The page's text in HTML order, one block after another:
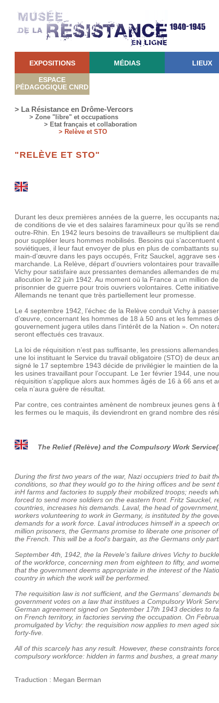
EXPOSITIONS MÉDIAS LIEUX
ESPACE
PÉDAGOGIQUE CNRD
> La Résistance en Drôme-Vercors
> Zone "libre" et occupations
> Etat français et collaboration
> Relève et STO
"RELÈVE ET STO"
Durant les deux premières années de la guerre, les occupants
de conditions de vie et des salaires faramineux pour qu’ils se
outre-Rhin. En 1942 leurs besoins de travailleurs se multiplient
pour suppléer leurs hommes mobilisés. Besoins qui
soviétiques, il leur faut envoyer de plus en plus de combattants
main-d’œuvre dans les pays occupés, Fritz Sauckel, aggrave
marchande. La Relève, départ d’ouvriers volontaires pour
Vichy pour satisfaire aux pressantes demandes allemandes de
allocution le 22 juin 1942. Au moment où la France a un million
prisonnier de guerre pour trois ouvriers volontaires. Cette
Allemands ne tenant que très partiellement leur promesse.
Le 4 septembre 1942, l’échec de la Relève conduit Vichy à
d’œuvre, concernant les hommes de 18 à 50 ans et les femmes
gouvernement jugera utiles dans l’intérêt de la Nation ». On
seront effectués ces travaux.
La loi de réquisition n’est pas suffisante, les pressions
une loi instituant le Service du travail obligatoire (STO) de deux
signé le 17 septembre 1943 décide de privilégier le maintien de
les usines travaillant pour l’occupant. Le 1er février 1944, une
réquisition s’applique alors aux hommes âgés de 16 à 66 ans et
cela n’aura guère de résultat.
Par contre, ces contraintes amènent de nombreux jeunes gens
les fermes ou le maquis, ils deviendront en grand nombre des
The Relief (Relève) and the Compulsory Work
During the first two years of the war, Nazi occupiers tried to bait
conditions, so that they would go to the hiring offices and be
inH farms and factories to supply their mobilized troops; needs
forced to send more soldiers on the eastern front. Fritz Sauckel,
countries, increases his demands. Laval, the head of
workers volunteering to work in Germany, is instituted by the
demands for a work force. Laval introduces himself in a speech
million prisoners, the Germans promise to liberate one prisoner
the French. This will be a fool's bargain, as the Germans only
September 4th, 1942, the la Revele's failure drives Vichy to
of the workforce, concerning men from eighteen to fifty, and
that the government deems appropriate in the interest of the
country in which the work will be performed.
The requisition law is not sufficient, and the Germans' demands
government votes on a law that institues a Compulsory Work
German agreement signed on September 17th 1943 decides to
on French territory, in factories serving the occupation. On
promulgated by Vichy: the requisition now applies to men aged
forty-five.
All of this scarcely has any result. However, these constraints
compulsory workforce: hidden in farms and bushes, a great
Traduction : Megan Berman